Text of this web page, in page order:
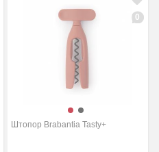
0
Штопор Brabantia Tasty+